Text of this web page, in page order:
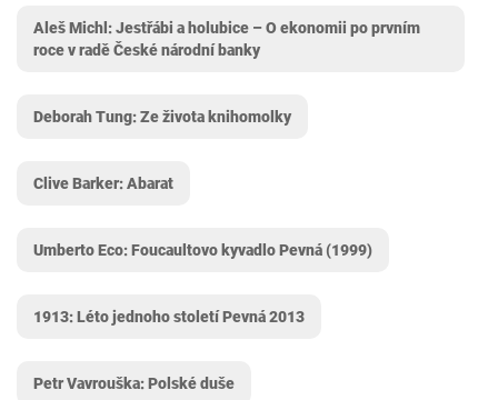
Aleš Michl: Jestřábi a holubice – O ekonomii po prvním
roce v radě České národní banky
Deborah Tung: Ze života knihomolky
Clive Barker: Abarat
Umberto Eco: Foucaultovo kyvadlo Pevná (1999)
1913: Léto jednoho století Pevná 2013
Petr Vavrouška: Polské duše